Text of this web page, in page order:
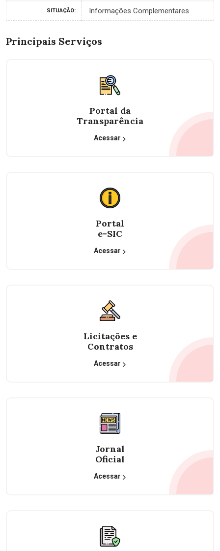
SITUAÇÃO: Informações Complementares
Principais Serviços
Portal da
Transparência
Acessar
Portal
e-SIC
Acessar
Licitações e
Contratos
Acessar
Jornal
Oficial
Acessar